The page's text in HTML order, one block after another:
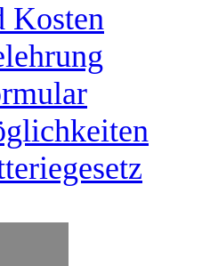
Kosten